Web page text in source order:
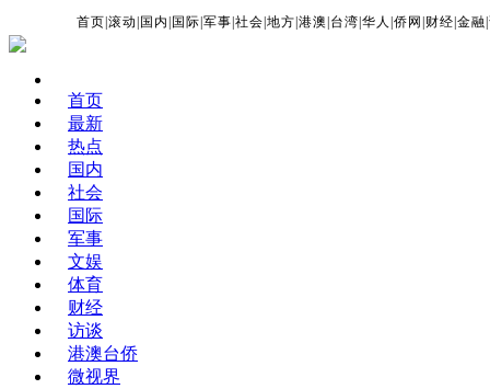
首页 |滚动 国内 国际 |军事 |社会 |地方 |港澳 台湾 |华人 |侨网 财经 |金融 |
首页
最新
热点
国内
社会
国际
军事
文娱
体育
财经
访谈
港澳台侨
微视界